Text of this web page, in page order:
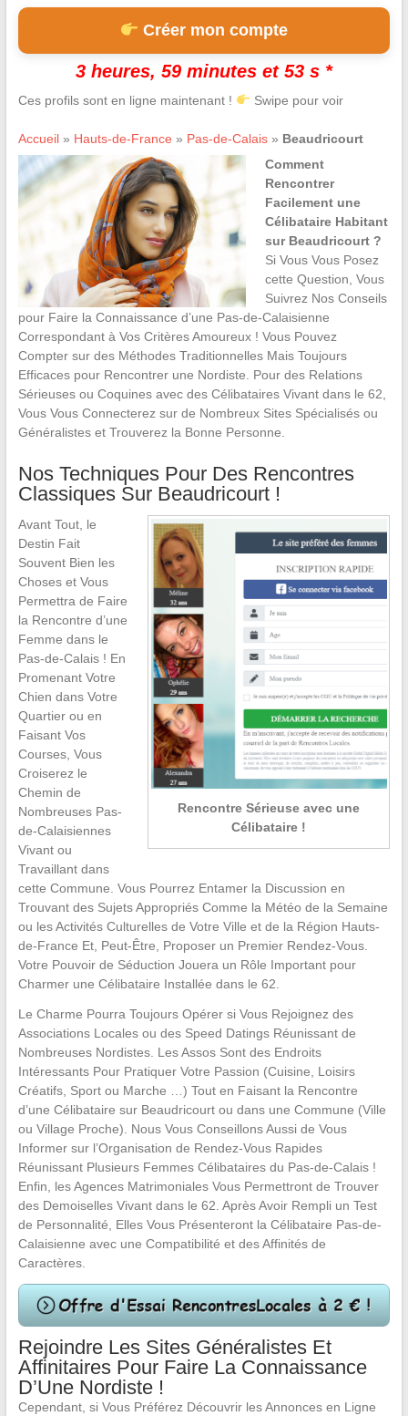
Créer mon compte
3 heures, 59 minutes et 52 s *
Ces profils sont en ligne maintenant ! Swipe pour voir
Accueil» Hauts-de-France » Pas-de-Calais» Beaudricourt
Comment
Rencontrer
Facilement une
Célibataire Habitant
sur Beaudricourt ?
Si Vous Vous Posez
cette Question, Vous
Suivrez Nos Conseils
pour Faire la Connaissance d’une Pas-de-Calaisienne
Correspondant à Vos Critères Amoureux ! Vous Pouvez
Compter sur des Méthodes Traditionnelles Mais Toujours
Efficaces pour Rencontrer une Nordiste. Pour des Relations
Sérieuses ou Coquines avec des Célibataires Vivant dans le 62,
Vous Vous Connecterez sur de Nombreux Sites Spécialisés ou
Généralistes et Trouverez la Bonne Personne.
Nos Techniques Pour Des Rencontres
Classiques Sur Beaudricourt !
Rencontre Sérieuse avec une
Célibataire !
Avant Tout, le
Destin Fait
Souvent Bien les
Choses et Vous
Permettra de Faire
la Rencontre d’une
Femme dans le
Pas-de-Calais ! En
Promenant Votre
Chien dans Votre
Quartier ou en
Faisant Vos
Courses, Vous
Croiserez le
Chemin de
Nombreuses Pas-
de-Calaisiennes
Vivant ou
Travaillant dans
cette Commune. Vous Pourrez Entamer la Discussion en
Trouvant des Sujets Appropriés Comme la Météo de la Semaine
ou les Activités Culturelles de Votre Ville et de la Région Hauts-
de-France Et, Peut-Être, Proposer un Premier Rendez-Vous.
Votre Pouvoir de Séduction Jouera un Rôle Important pour
Charmer une Célibataire Installée dans le 62.
Le Charme Pourra Toujours Opérer si Vous Rejoignez des
Associations Locales ou des Speed Datings Réunissant de
Nombreuses Nordistes. Les Assos Sont des Endroits
Intéressants Pour Pratiquer Votre Passion (Cuisine, Loisirs
Créatifs, Sport ou Marche …) Tout en Faisant la Rencontre
d’une Célibataire sur Beaudricourt ou dans une Commune (Ville
ou Village Proche). Nous Vous Conseillons Aussi de Vous
Informer sur l’Organisation de Rendez-Vous Rapides
Réunissant Plusieurs Femmes Célibataires du Pas-de-Calais !
Enfin, les Agences Matrimoniales Vous Permettront de Trouver
des Demoiselles Vivant dans le 62. Après Avoir Rempli un Test
de Personnalité, Elles Vous Présenteront la Célibataire Pas-de-
Calaisienne avec une Compatibilité et des Affinités de
Caractères.
Rejoindre Les Sites Généralistes Et
Affinitaires Pour Faire La Connaissance
D’Une Nordiste !
Cependant, si Vous Préférez Découvrir les Annonces en Ligne